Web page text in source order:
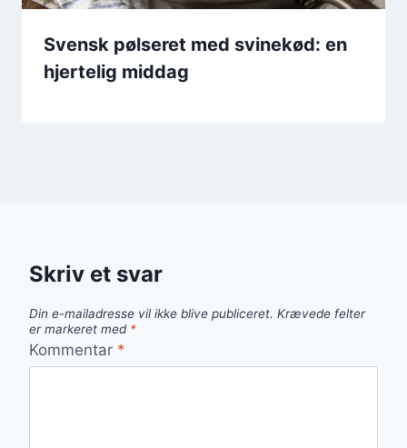
Svensk pølseret med svinekød: en
hjertelig middag
Skriv et svar
Din e-mailadresse vil ikke blive publiceret. Krævede felter
er markeret med *
Kommentar *